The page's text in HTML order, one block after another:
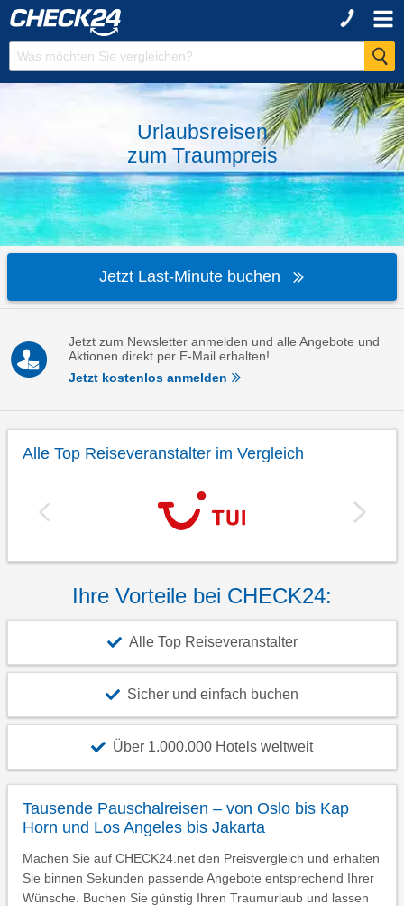
Urlaubsreisen
zum Traumpreis
Jetzt Last-Minute buchen
Jetzt zum Newsletter anmelden und alle Angebote und
Aktionen direkt per E-Mail erhalten!
Jetzt kostenlos anmelden
Alle Top Reiseveranstalter im Vergleich
Ihre Vorteile bei CHECK24:
Alle Top Reiseveranstalter
Sicher und einfach buchen
Über 1.000.000 Hotels weltweit
Tausende Pauschalreisen – von Oslo bis Kap
Horn und Los Angeles bis Jakarta
Machen Sie auf CHECK24.net den Preisvergleich und erhalten
Sie binnen Sekunden passende Angebote entsprechend Ihrer
Wünsche. Buchen Sie günstig Ihren Traumurlaub und lassen